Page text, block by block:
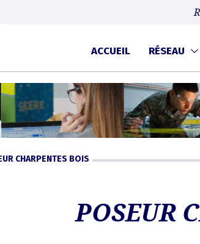
utilise Google Analytics. En continuant à naviguer, vous
ACCUEIL RÉSEAU
CHARPENTES BOIS
POSEUR